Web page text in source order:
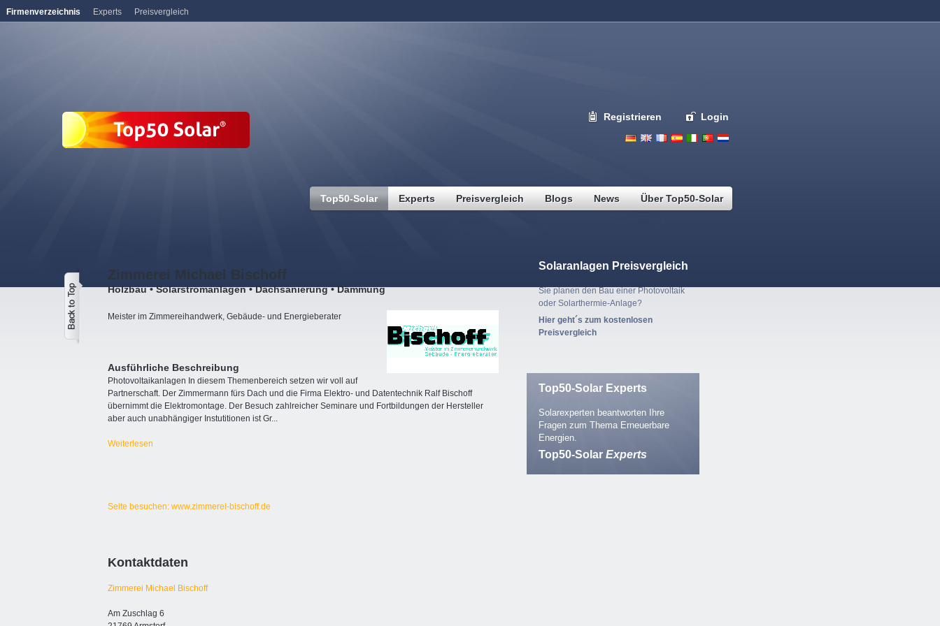
Registrieren Login
Top50-Solar Experts Preisvergleich Blogs News Über Top50-Solar
Zimmerei Michael Bischoff
Holzbau • Solarstromanlagen • Dachsanierung • Dämmung
Meister im Zimmereihandwerk, Gebäude- und Energieberater
Ausführliche Beschreibung
Photovoltaikanlagen In diesem Themenbereich setzen wir voll auf
Partnerschaft. Der Zimmermann fürs Dach und die Firma Elektro- und Datentechnik Ralf Bischoff
übernimmt die Elektromontage. Der Besuch zahlreicher Seminare und Fortbildungen der Hersteller
aber auch unabhängiger Instutitionen ist Gr...
Weiterlesen
Seite besuchen: www.zimmerei-bischoff.de
Kontaktdaten
Zimmerei Michael Bischoff
Am Zuschlag 6
Solaranlagen Preisvergleich
Sie planen den Bau einer Photovoltaik
oder Solarthermie-Anlage?
Hier geht´s zum kostenlosen
Preisvergleich
Top50-Solar Experts
Solarexperten beantworten Ihre
Fragen zum Thema Erneuerbare
Energien.
Top50-Solar Experts
Firmenverzeichnis Experts Preisvergleich